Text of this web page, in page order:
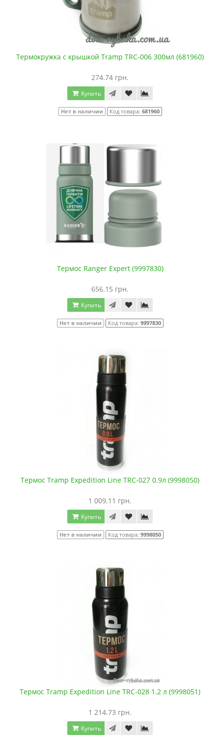
Термокружка с крышкой Tramp TRC-006 300мл (681960)
274.74 грн.
Купить
Нет в наличии Код товара: 681960
Термос Ranger Expert (9997830)
656.15 грн.
Купить
Нет в наличии Код товара: 9997830
Термос Tramp Expedition Line TRC-027 0.9л (9998050)
1 009.11 грн.
Купить
Нет в наличии Код товара: 9998050
Термос Tramp Expedition Line TRC-028 1.2 л (9998051)
1 214.73 грн.
Купить